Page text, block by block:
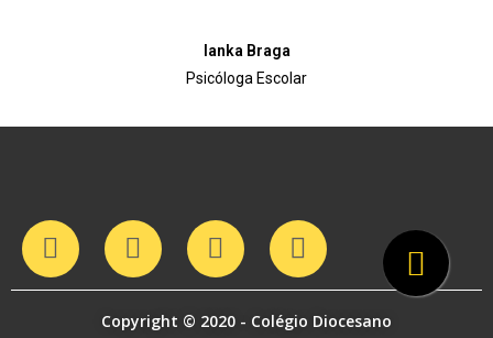
Ianka Braga
Psicóloga Escolar
Copyright © 2020 - Colégio Diocesano